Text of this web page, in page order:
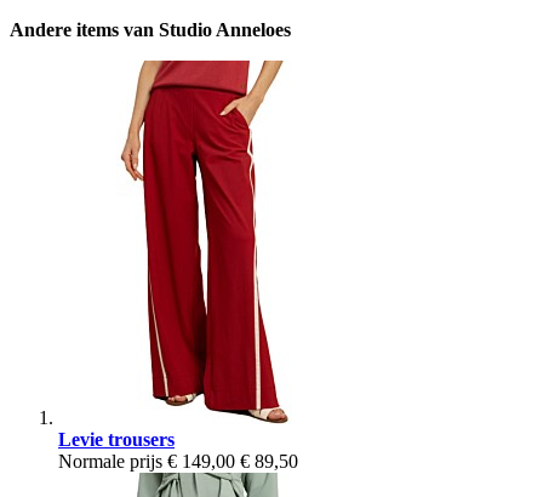
Andere items van Studio Anneloes
Levie trousers
Normale prijs € 149,00 € 89,50